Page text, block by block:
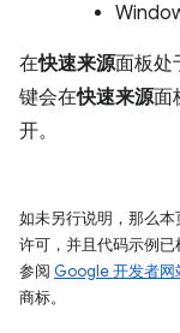
在快速来源面板处
键会在快速来源面
开。
如未另行说明，那么
许可，并且代码示例已
参阅 Google 开发者网
商标。